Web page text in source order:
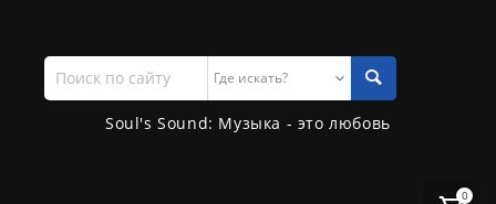
Поиск
по
сайту
Soul's Sound: Музыка - это любовь
0